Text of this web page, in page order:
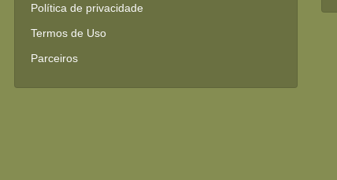
Política de privacidade
Termos de Uso
Parceiros